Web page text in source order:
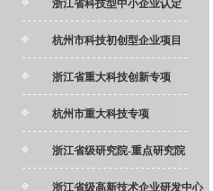
浙江省科技型中小企业认定
杭州市科技初创型企业项目
浙江省重大科技创新专项
杭州市重大科技专项
浙江省级研究院-重点研究院
浙江省级高新技术企业研发中心